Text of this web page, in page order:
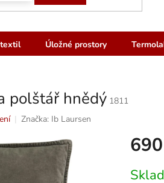
Úložné prostory
polštář hnědý 1811
Značka: Ib Laursen
cena: